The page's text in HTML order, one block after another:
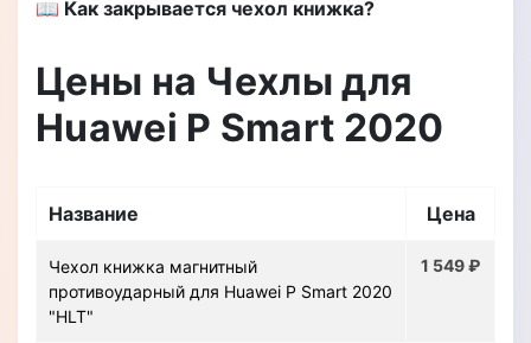
📖 Как закрывается чехол книжка?
Цены на Чехлы для
Huawei P Smart 2020
Название Цена
Чехол книжка магнитный
противоударный для Huawei P Smart 2020
"HLT"
1 549 ₽